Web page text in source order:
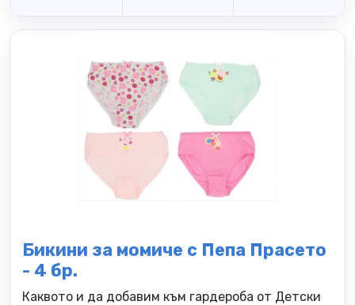
Бикини за момиче с Пепа Прасето
- 4 бр.
Каквото и да добавим към гардероба от Детски